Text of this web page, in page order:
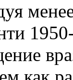
1950-